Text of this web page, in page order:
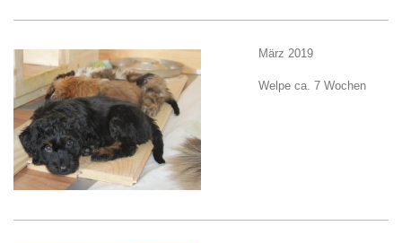
März 2019
Welpe ca. 7 Wochen